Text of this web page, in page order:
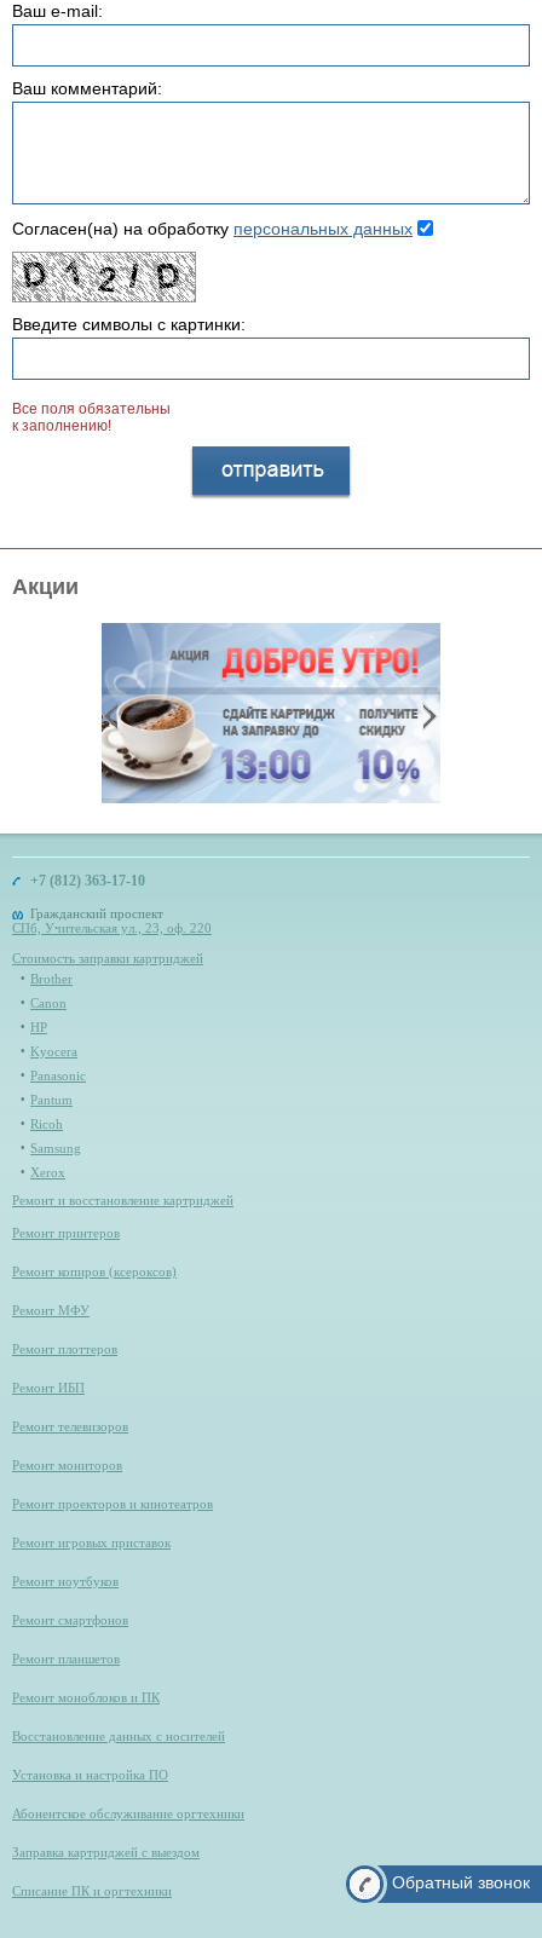
Акции
Ваш e-mail:
Ваш комментарий:
Согласен(на) на обработку персональных данных
Введите символы с картинки:
Все поля обязательны
к заполнению!
Обратный звонок
+7 (812) 363-17-10
Гражданский проспект
СПб, Учительская ул., 23, оф. 220
Стоимость заправки картриджей
Brother
Canon
HP
Kyocera
Panasonic
Pantum
Ricoh
Samsung
Xerox
Ремонт и восстановление картриджей
Ремонт принтеров
Ремонт копиров (ксероксов)
Ремонт МФУ
Ремонт плоттеров
Ремонт ИБП
Ремонт телевизоров
Ремонт мониторов
Ремонт проекторов и кинотеатров
Ремонт игровых приставок
Ремонт ноутбуков
Ремонт смартфонов
Ремонт планшетов
Ремонт моноблоков и ПК
Восстановление данных с носителей
Установка и настройка ПО
Абонентское обслуживание оргтехники
Заправка картриджей с выездом
Списание ПК и оргтехники